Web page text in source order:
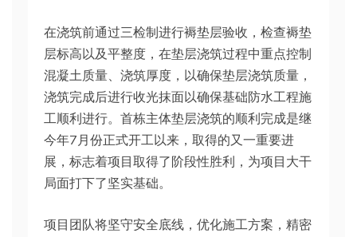
在浇筑前通过三检制进行褥垫层验收，检查褥垫
层标高以及平整度，在垫层浇筑过程中重点控制
混凝土质量、浇筑厚度，以确保垫层浇筑质量，
浇筑完成后进行收光抹面以确保基础防水工程施
工顺利进行。首栋主体垫层浇筑的顺利完成是继
今年7月份正式开工以来，取得的又一重要进
展，标志着项目取得了阶段性胜利，为项目大干
局面打下了坚实基础。
项目团队将坚守安全底线，优化施工方案，精密